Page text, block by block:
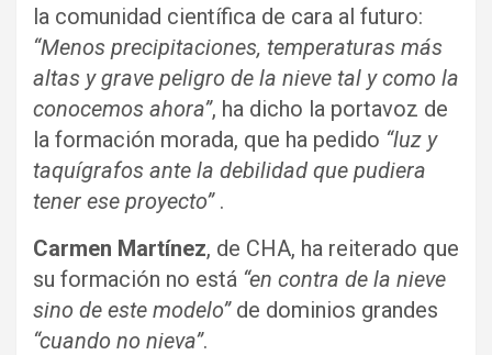
la comunidad científica de cara al futuro:
“Menos precipitaciones, temperaturas más
altas y grave peligro de la nieve tal y como la
conocemos ahora”, ha dicho la portavoz de
la formación morada, que ha pedido “luz y
taquígrafos ante la debilidad que pudiera
tener ese proyecto”.
Carmen Martínez, de CHA, ha reiterado que
su formación no está “en contra de la nieve
sino de este modelo” de dominios grandes
“cuando no nieva”.